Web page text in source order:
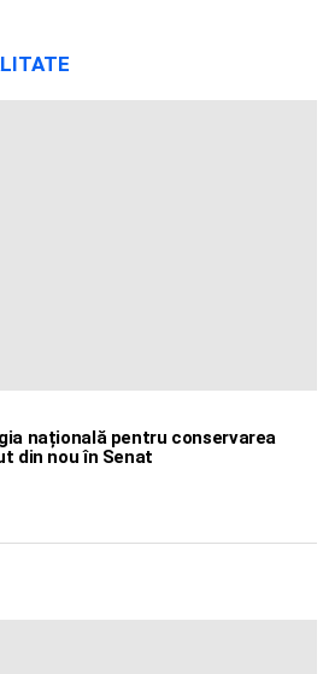
națională pentru conservarea
din nou în Senat